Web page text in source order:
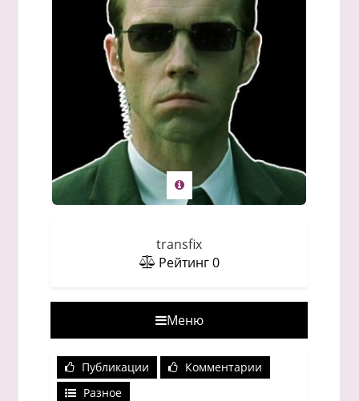
transfix
Рейтинг0
Меню
Публикации
Комментарии
Разное